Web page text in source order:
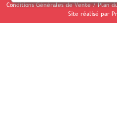
Conditions Générales de Vente / Plan
Site réalisé par